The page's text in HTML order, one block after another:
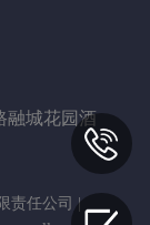
融城花园酒
责任公司 |